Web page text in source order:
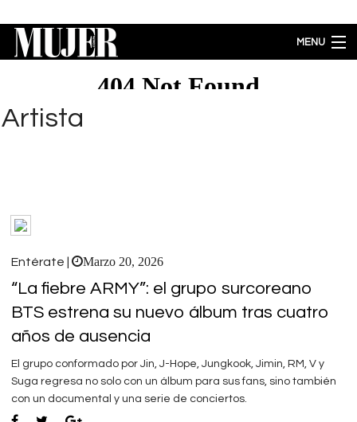
MENU
BIENESTAR
ENTRETENIMIENTO
EMPODERAMIENTO
Brecha salarial por género se ubica en 5.77% a favor de los hombres
Artista
Entérate | Marzo 20, 2026
“La fiebre ARMY”: el grupo surcoreano
BTS estrena su nuevo álbum tras cuatro
años de ausencia
El grupo conformado por Jin, J-Hope, Jungkook, Jimin, RM, V y
Suga regresa no solo con un álbum para sus fans, sino también
con un documental y una serie de conciertos.